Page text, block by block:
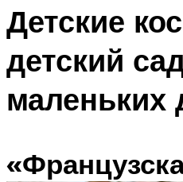
Детские
детский
маленьких